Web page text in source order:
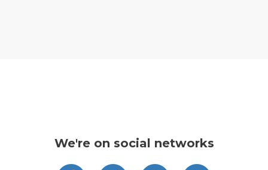
We're on social networks